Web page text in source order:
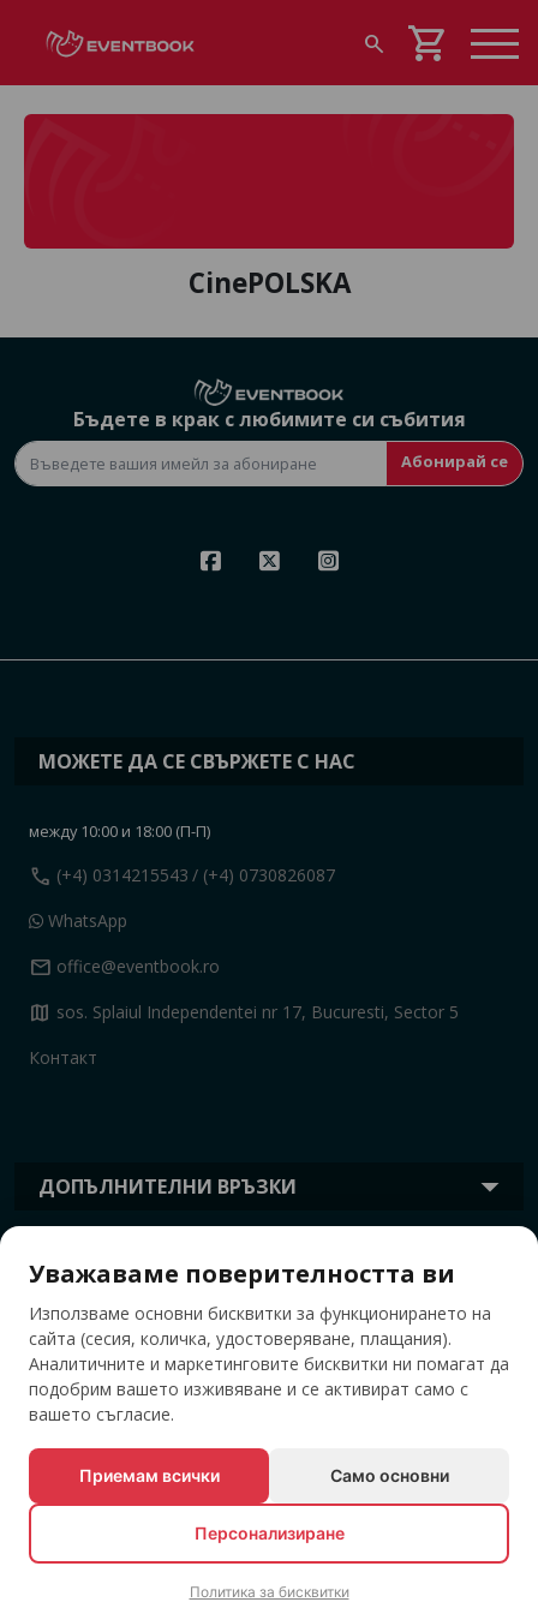
search shopping_cart
CinePOLSKA
Бъдете в крак с любимите си събития
Абонирай се
ДОПЪЛНИТЕЛНИ ВРЪЗКИ
ИНФОРМАЦИЯ
МОЖЕТЕ ДА СЕ СВЪРЖЕТЕ С НАС
между 10:00 и 18:00 (П-П)
call (+4) 0314215543 / (+4) 0730826087
WhatsApp
mail office@eventbook.ro
map sos. Splaiul Independentei nr 17, Bucuresti, Sector 5
Контакт
ТАГОВЕ
© Всички права запазени EVENTBOOK SRL.
Уважаваме поверителността ви
Използваме основни бисквитки за функционирането на
сайта (сесия, количка, удостоверяване, плащания).
Аналитичните и маркетинговите бисквитки ни помагат да
подобрим вашето изживяване и се активират само с
вашето съгласие.
Приемам всички Само основни
Персонализиране
Политика за бисквитки